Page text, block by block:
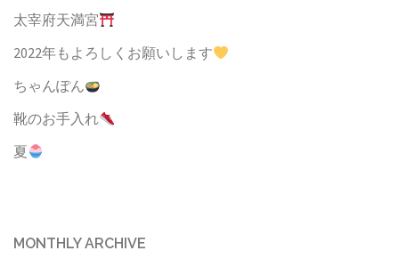
太宰府天満宮
2022年もよろしくお願いします
ちゃんぽん
靴のお手入れ
夏
MONTHLY ARCHIVE